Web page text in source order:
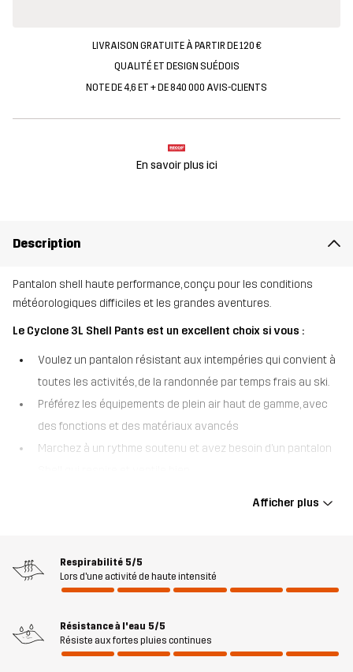
LIVRAISON GRATUITE À PARTIR DE 120 €
QUALITÉ ET DESIGN SUÉDOIS
NOTE DE 4,6 ET + DE 840 000 AVIS-CLIENTS
En savoir plus ici
Description
Pantalon shell haute performance, conçu pour les conditions
météorologiques difficiles et les grandes aventures.
Le Cyclone 3L Shell Pants est un excellent choix si vous :
Voulez un pantalon résistant aux intempéries qui convient à
toutes les activités, de la randonnée par temps frais au ski.
Préférez les équipements de plein air haut de gamme, avec
des fonctions et des matériaux avancés
Marchez à un rythme soutenu et avez besoin d’un pantalon
performance, conçu pour vous garder au sec dans les conditions
météorologiques difficiles de la montagne tout au long de l’année.
recyclés et est imperméable, coupe-vent et très respirant grâce à
la membrane Hypershell® Pro. Les coutures entièrement étanches,
les fermetures éclair hydrofuges et le traitement DWR ajoutent
Afficher plus
Respirabilité 5/5
Lors d'une activité de haute intensité
Résistance à l'eau 5/5
Résiste aux fortes pluies continues